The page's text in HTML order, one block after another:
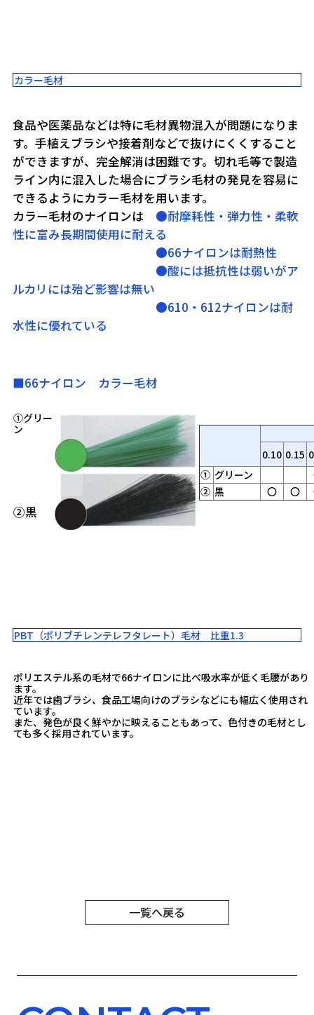
カラー毛材
食品や医薬品などは特に毛材異物混入が問題になりま
す。手植えブラシや接着剤などで抜けにくくすること
ができますが、完全解消は困難です。切れ毛等で製造
ライン内に混入した場合にブラシ毛材の発見を容易に
できるようにカラー毛材を用います。
カラー毛材のナイロンは ●耐摩耗性・弾力性・柔軟
性に富み長期間使用に耐える
●66ナイロンは耐熱性
●酸には抵抗性は弱いがア
ルカリには殆ど影響は無い
●610・612ナイロンは耐
水性に優れている
■66ナイロン カラー毛材
①グリー
ン
②黒
0.10 0.15
① グリーン
② 黒 〇 〇
PBT（ポリブチレンテレフタレート）毛材 比重1.3
ポリエステル系の毛材で66ナイロンに比べ吸水率が低く毛腰があり
ます。
近年では歯ブラシ、食品工場向けのブラシなどにも幅広く使用され
ています。
また、発色が良く鮮やかに映えることもあって、色付きの毛材とし
ても多く採用されています。
一覧へ戻る